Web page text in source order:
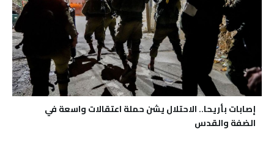
إصابات بأريحا.. الاحتلال يشن حملة اعتقالات واسعة في
الضفة والقدس